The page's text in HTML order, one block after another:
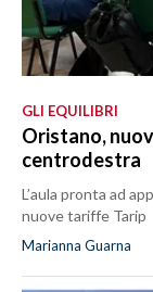
GLI EQUILIBRI
Oristano,
centrodestra
L’aula pronta ad
nuove tariffe Tarip
Marianna Guarna